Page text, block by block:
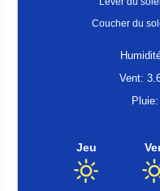
Coucher du
Vent:
Jeu